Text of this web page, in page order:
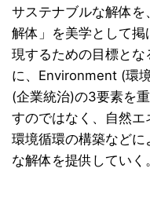
サステナブルな解体
解体」を美学として
現するための目標と
に、Environment (環
(企業統治)の3要素を
すのではなく、自然
環境循環の構築など
な解体を提供していく。